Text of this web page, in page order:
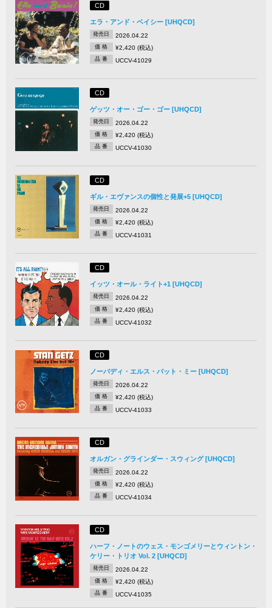
CD
エラ・アンド・ベイシー [UHQCD]
発売日 2026.04.22
価 格 ¥2,420 (税込)
品 番 UCCV-41029
CD
ゲッツ・オー・ゴー・ゴー [UHQCD]
発売日 2026.04.22
価 格 ¥2,420 (税込)
品 番 UCCV-41030
CD
ギル・エヴァンスの個性と発展+5 [UHQCD]
発売日 2026.04.22
価 格 ¥2,420 (税込)
品 番 UCCV-41031
CD
イッツ・オール・ライト+1 [UHQCD]
発売日 2026.04.22
価 格 ¥2,420 (税込)
品 番 UCCV-41032
CD
ノーバディ・エルス・バット・ミー [UHQCD]
発売日 2026.04.22
価 格 ¥2,420 (税込)
品 番 UCCV-41033
CD
オルガン・グラインダー・スウィング [UHQCD]
発売日 2026.04.22
価 格 ¥2,420 (税込)
品 番 UCCV-41034
CD
ハーフ・ノートのウェス・モンゴメリーとウィントン・
ケリー・トリオ Vol. 2 [UHQCD]
発売日 2026.04.22
価 格 ¥2,420 (税込)
品 番 UCCV-41035